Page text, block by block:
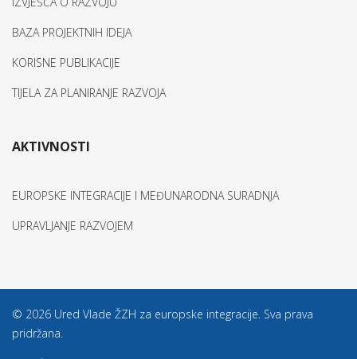
BAZA PROJEKTNIH IDEJA
KORISNE PUBLIKACIJE
TIJELA ZA PLANIRANJE RAZVOJA
AKTIVNOSTI
EUROPSKE INTEGRACIJE I MEĐUNARODNA SURADNJA
UPRAVLJANJE RAZVOJEM
© 2026 Ured Vlade ŽZH za europske integracije. Sva prava
pridržana.